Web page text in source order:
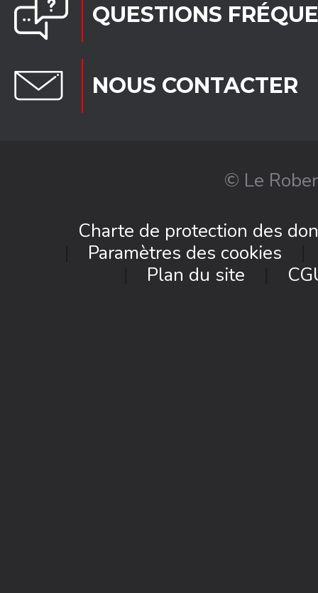
QUESTIONS
NOUS CONTACTER
© Le
Charte de protection des
Paramètres des cookies
Plan du site